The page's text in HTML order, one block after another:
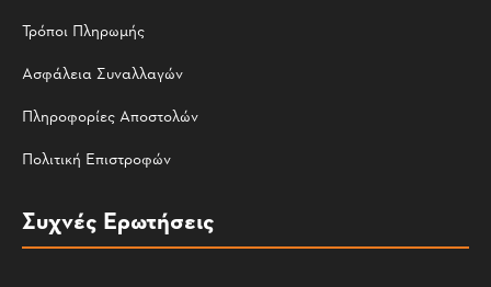
Τρόποι Πληρωμής
Ασφάλεια Συναλλαγών
Πληροφορίες Αποστολών
Πολιτική Επιστροφών
Συχνές Ερωτήσεις